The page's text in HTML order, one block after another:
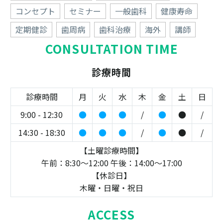
コンセプト
セミナー 一般歯科
健康寿命
定期健診
歯周病 歯科治療 海外 講師
CONSULTATION TIME
診療時間
診療時間 月 火 水 木 金 土
日
9:00 - 12:30
● ● ● / ● ●
/
14:30 - 18:30
● ● ● / ● ●
/
【土曜診療時間】
午前：8:30～12:00 午後：14:00～17:00
【休診日】
木曜・日曜・祝日
ACCESS